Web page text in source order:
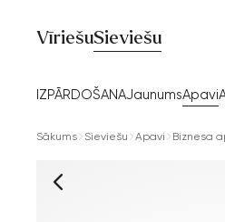
VīriešuSieviešu
IZPĀRDOŠANAJaunumsApavi
Sākums Sieviešu Apavi Biznesa